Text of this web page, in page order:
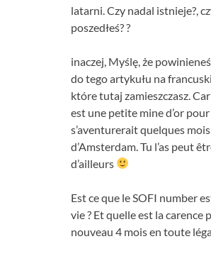
latarni. Czy nadal istnieje?,
poszedłeś? ?
inaczej, Myślę, że
do tego artykułu na
które tutaj zamieszczasz.
est une petite mine d’or
s’aventurerait quelques
d’Amsterdam Tu l’as peut
d’ailleurs
Est ce que le SOFI number
vie? Et quelle est la carence
nouveau 4 mois en toute